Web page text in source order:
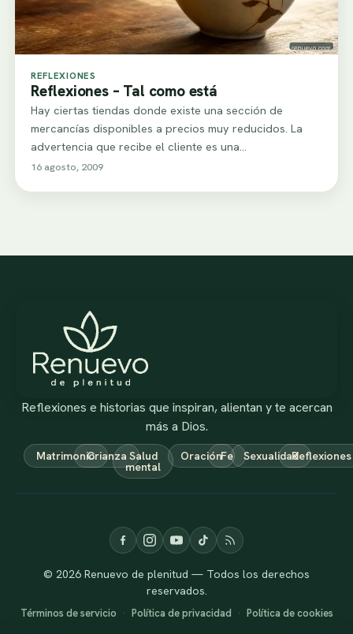
REFLEXIONES
Reflexiones – Tal como está
Hay ciertas tiendas donde existe una sección de
mercancías disponibles a precios muy reducidos. La
advertencia que recibe el cliente es una…
16 agosto, 2009
Reflexiones e historias que inspiran, alientan y te acercan
más a Dios.
MatrimonioCrianza Salud
mental
OraciónFe SexualidadReflexiones
© 2026 Renuevo de plenitud — Todos los derechos
reservados.
Términos de servicio · Política de privacidad · Política de cookies